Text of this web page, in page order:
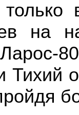
на
Тихий